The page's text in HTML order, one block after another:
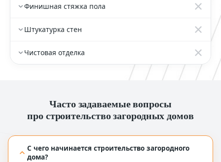
Финишная стяжка пола
Штукатурка стен
Чистовая отделка
Часто задаваемые вопросы
про строительство загородных домов
С чего начинается строительство загородного
дома?